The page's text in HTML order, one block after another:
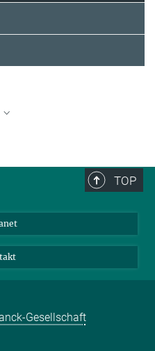
Mit Klick auf das Bild
TOP
Gesellschaft